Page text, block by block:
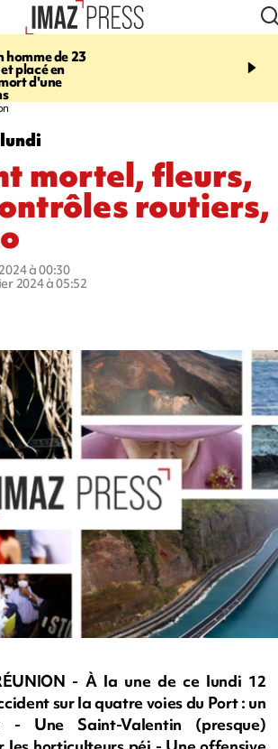
homme de 23
placé en
d'une
21:08
et Turquie scellent un
mortel, fleurs,
routiers,
à 00:30
2024 à 05:52
- À la une de ce lundi 12
sur la quatre voies du Port : un
- Une Saint-Valentin (presque)